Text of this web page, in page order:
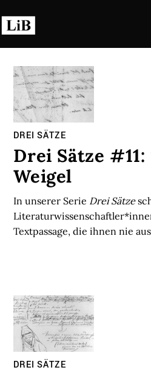
Inhalt
springen
DREI SÄTZE
Drei Sätze
Weigel
In unserer Serie Drei Sätze
Textpassage, die ihnen nie
DREI SÄTZE